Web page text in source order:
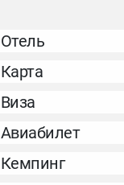
Отель
Карта
Виза
Авиабилет
Кемпинг